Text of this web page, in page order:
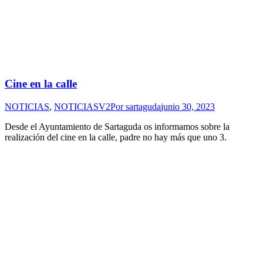
Cine en la calle
NOTICIAS, NOTICIASV2Porsartagudajunio 30, 2023
Desde el Ayuntamiento de Sartaguda os informamos sobre la
realización del cine en la calle, padre no hay más que uno 3.